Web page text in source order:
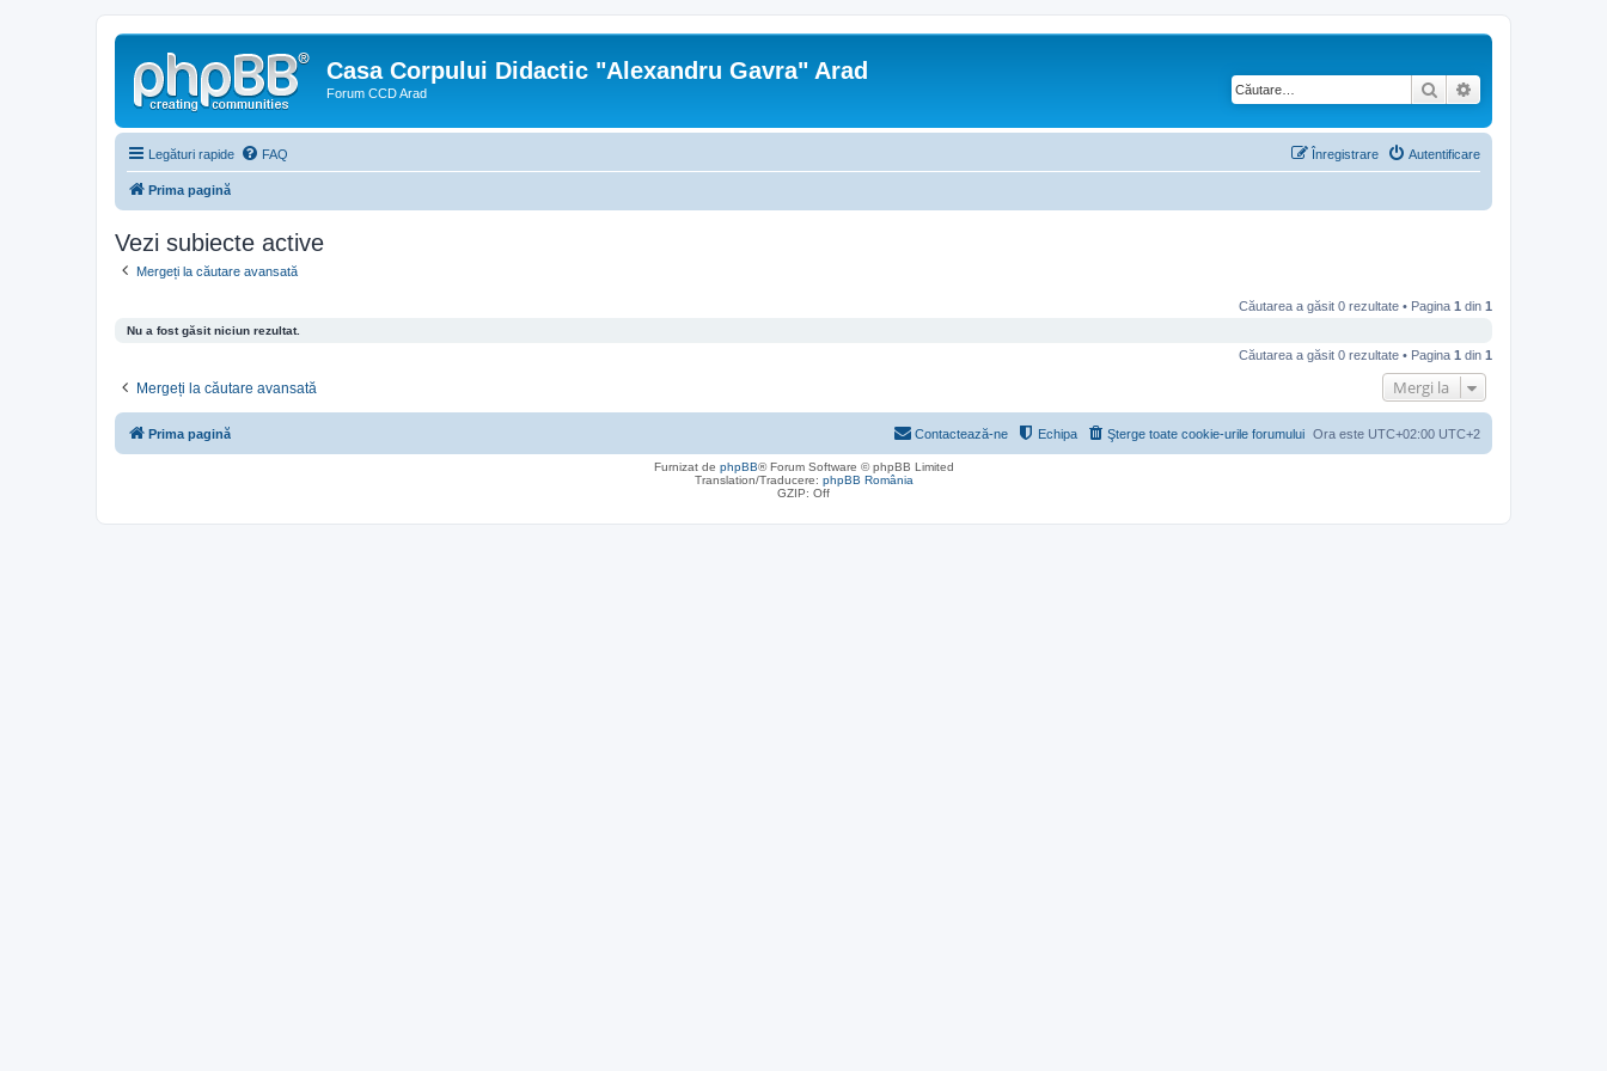
Casa Corpului Didactic "Alexandru Gavra" Arad
Forum CCD Arad Căutare
Legături rapide FAQ Autentificare
Înregistrare
Prima pagină
Vezi subiecte active
Mergeți la căutare avansată
Căutarea a găsit 0 rezultate • Pagina 1 din 1
Nu a fost găsit niciun rezultat.
Căutarea a găsit 0 rezultate • Pagina 1 din 1
Mergeți la căutare avansată Mergi la
Prima pagină Ora este UTC+02:00 UTC+2
Şterge toate cookie-urile forumului
Echipa
Contactează-ne
Furnizat de phpBB® Forum Software © phpBB Limited
Translation/Traducere: phpBB România
GZIP: Off